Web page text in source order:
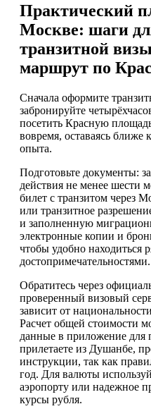
Практический
Москве: шаги
транзитной
маршрут по
Сначала оформите
забронируйте
посетить Красную
вовремя, оставаясь ближе
опыта.
Подготовьте документы:
действия не менее шести
билет с транзитом через
или транзитное
и заполненную
электронные копии и
чтобы удобно находиться
достопримечательностями.
Обратитесь через
проверенный визовый
зависит от
Расчет общей стоимости
данные в приложение для
прилетаете из Душанбе,
инструкции, так как
год. Для валюты
аэропорту или надежное
курсы рубля.